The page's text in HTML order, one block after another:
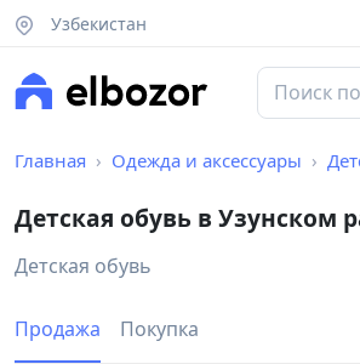
Узбекистан
Главная Одежда и аксессуары
Детская обувь в Узунском
Детская обувь
Продажа Покупка